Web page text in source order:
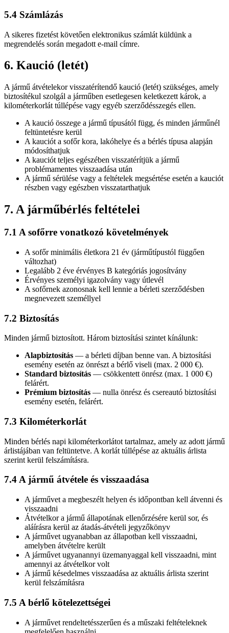
5.4 Számlázás
A sikeres fizetést követően elektronikus számlát küldünk a
megrendelés során megadott e-mail címre.
6. Kaució (letét)
A jármű átvételekor visszatérítendő kaució (letét) szükséges, amely
biztosítékul szolgál a járműben esetlegesen keletkezett károk, a
kilométerkorlát túllépése vagy egyéb szerződésszegés ellen.
A kaució összege a jármű típusától függ, és minden járműnél
feltüntetésre kerül
A kauciót a sofőr kora, lakóhelye és a bérlés típusa alapján
módosíthatjuk
A kauciót teljes egészében visszatérítjük a jármű
problémamentes visszaadása után
A jármű sérülése vagy a feltételek megsértése esetén a kauciót
részben vagy egészben visszatarthatjuk
7. A járműbérlés feltételei
7.1 A sofőrre vonatkozó követelmények
A sofőr minimális életkora 21 év (járműtípustól függően
változhat)
Legalább 2 éve érvényes B kategóriás jogosítvány
Érvényes személyi igazolvány vagy útlevél
A sofőrnek azonosnak kell lennie a bérleti szerződésben
megnevezett személlyel
7.2 Biztosítás
Minden jármű biztosított. Három biztosítási szintet kínálunk:
Alapbiztosítás — a bérleti díjban benne van. A biztosítási
esemény esetén az önrészt a bérlő viseli (max. 2 000 €).
Standard biztosítás — csökkentett önrész (max. 1 000 €)
felárért.
Prémium biztosítás — nulla önrész és csereautó biztosítási
esemény esetén, felárért.
7.3 Kilométerkorlát
Minden bérlés napi kilométerkorlátot tartalmaz, amely az adott jármű
árlistájában van feltüntetve. A korlát túllépése az aktuális árlista
szerint kerül felszámításra.
7.4 A jármű átvétele és visszaadása
A járművet a megbeszélt helyen és időpontban kell átvenni és
visszaadni
Átvételkor a jármű állapotának ellenőrzésére kerül sor, és
aláírásra kerül az átadás-átvételi jegyzőkönyv
A járművet ugyanabban az állapotban kell visszaadni,
amelyben átvételre került
A járművet ugyanannyi üzemanyaggal kell visszaadni, mint
amennyi az átvételkor volt
A jármű késedelmes visszaadása az aktuális árlista szerint
kerül felszámításra
7.5 A bérlő kötelezettségei
A járművet rendeltetésszerűen és a műszaki feltételeknek